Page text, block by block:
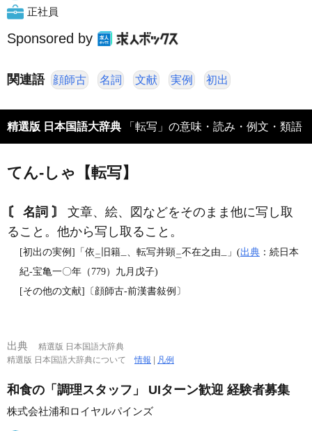
正社員
Sponsored by
関連語 顔師古 名詞 文献 実例 初出
精選版 日本国語大辞典 「転写」の意味・読み・例文・類語
てん‐しゃ【転写】
〘 名詞 〙
文章、絵、図などをそのまま他に写し取
ること。他から写し取ること。
[初出の実例]「依 二 旧籍一 、転写并顕二不在之由一 」(出典 ：続日本
紀‐宝亀一〇年（779）九月戊子)
[その他の文献]〔顔師古‐前漢書敍例〕
出典
精選版 日本国語大辞典
精選版 日本国語大辞典について情報 | 凡例
和食の「調理スタッフ」 UIターン歓迎 経験者募集
株式会社浦和ロイヤルパインズ